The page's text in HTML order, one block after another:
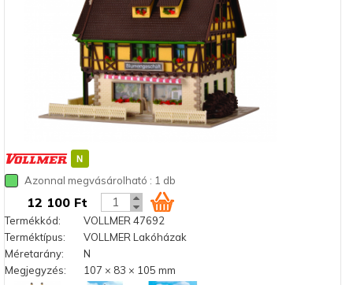
Azonnal megvásárolható : 1 db
12 100 Ft
Termékkód:
VOLLMER 47692
Terméktípus:
VOLLMER Lakóházak
Méretarány:
N
Megjegyzés:
107 × 83 × 105 mm